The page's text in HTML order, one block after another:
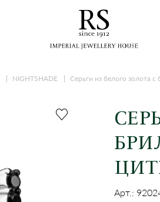
NIGHTSHADE Серьги из белого золота с
Арт.: